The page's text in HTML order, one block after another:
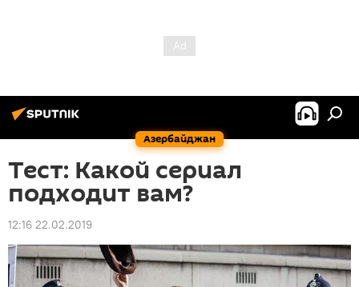
Азербайджан
Тест: Какой сериал
подходит вам?
12:16 22.02.2019